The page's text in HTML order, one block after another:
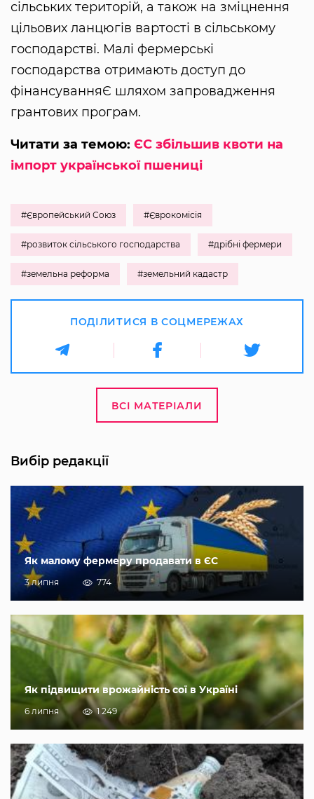
сільських територій, а також на зміцнення
цільових ланцюгів вартості в сільському
господарстві. Малі фермерські
господарства отримають доступ до
фінансуванняЄ шляхом запровадження
грантових програм.
Читати за темою: ЄС збільшив квоти на
імпорт української пшениці
#Європейський Союз #Єврокомісія
#розвиток сільського господарства #дрібні фермери
#земельна реформа #земельний кадастр
ПОДІЛИТИСЯ В СОЦМЕРЕЖАХ
ВСІ МАТЕРІАЛИ
Вибір редакції
Як малому фермеру продавати в ЄС
3 липня 774
Як підвищити врожайність сої в Україні
6 липня 1 249